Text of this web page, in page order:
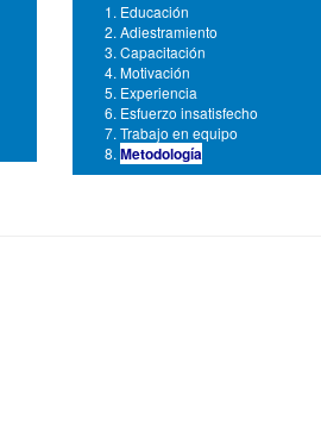
Educación
Adiestramiento
Capacitación
Motivación
Experiencia
Esfuerzo insatisfecho
Trabajo en equipo
Metodología